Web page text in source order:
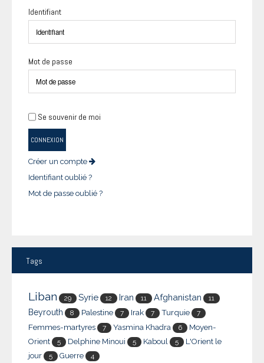
Identifiant
Mot de passe
Se souvenir de moi
CONNEXION
Créer un compte
Identifiant oublié ?
Mot de passe oublié ?
Tags
Liban 29 Syrie 12 Iran 11 Afghanistan 11
Beyrouth 8 Palestine 7 Irak 7 Turquie 7
Femmes-martyres 7 Yasmina Khadra 6
Moyen-
Orient
5 Delphine Minoui 5 Kaboul 5
L'Orient le
jour
5 Guerre 4